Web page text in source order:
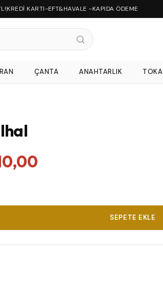
KREDİ KARTI-EFT&HAVALE -KAPIDA ÖDEME
ÇANTA ANAHTARLIK TOKA
SEPETE EKLE